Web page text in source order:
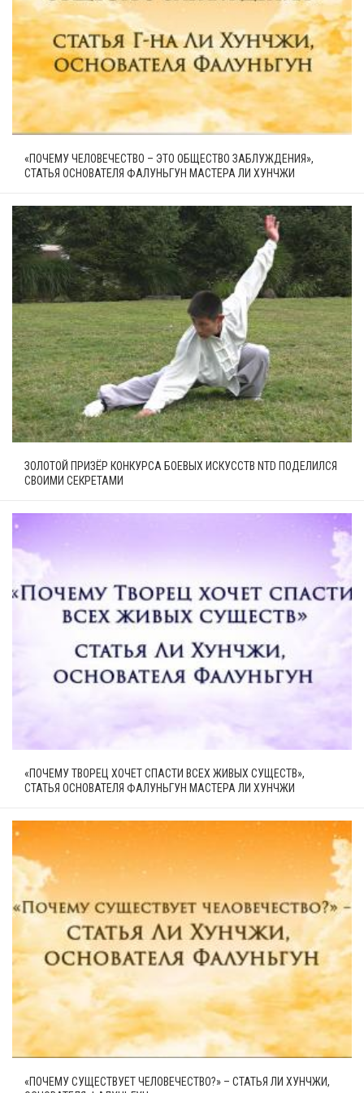
«ПОЧЕМУ ЧЕЛОВЕЧЕСТВО – ЭТО ОБЩЕСТВО ЗАБЛУЖДЕНИЯ»,
СТАТЬЯ ОСНОВАТЕЛЯ ФАЛУНЬГУН МАСТЕРА ЛИ ХУНЧЖИ
ЗОЛОТОЙ ПРИЗЁР КОНКУРСА БОЕВЫХ ИСКУССТВ NTD ПОДЕЛИЛСЯ
СВОИМИ СЕКРЕТАМИ
«ПОЧЕМУ ТВОРЕЦ ХОЧЕТ СПАСТИ ВСЕХ ЖИВЫХ СУЩЕСТВ»,
СТАТЬЯ ОСНОВАТЕЛЯ ФАЛУНЬГУН МАСТЕРА ЛИ ХУНЧЖИ
«ПОЧЕМУ СУЩЕСТВУЕТ ЧЕЛОВЕЧЕСТВО?» – СТАТЬЯ ЛИ ХУНЧЖИ,